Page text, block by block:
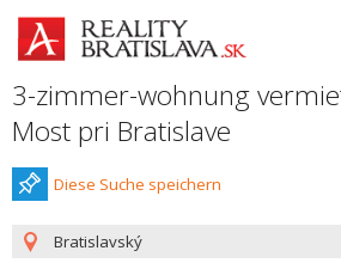
3-zimmer-wohnung
Most pri Bratislave
Diese Suche speichern
Bratislavský